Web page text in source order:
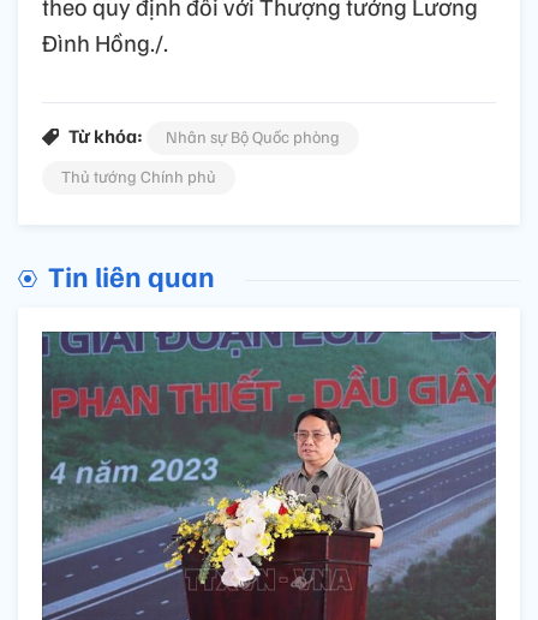
theo quy định đối với Thượng tướng Lương
Đình Hồng./.
Từ khóa:
Nhân sự Bộ Quốc phòng
Thủ tướng Chính phủ
Tin liên quan